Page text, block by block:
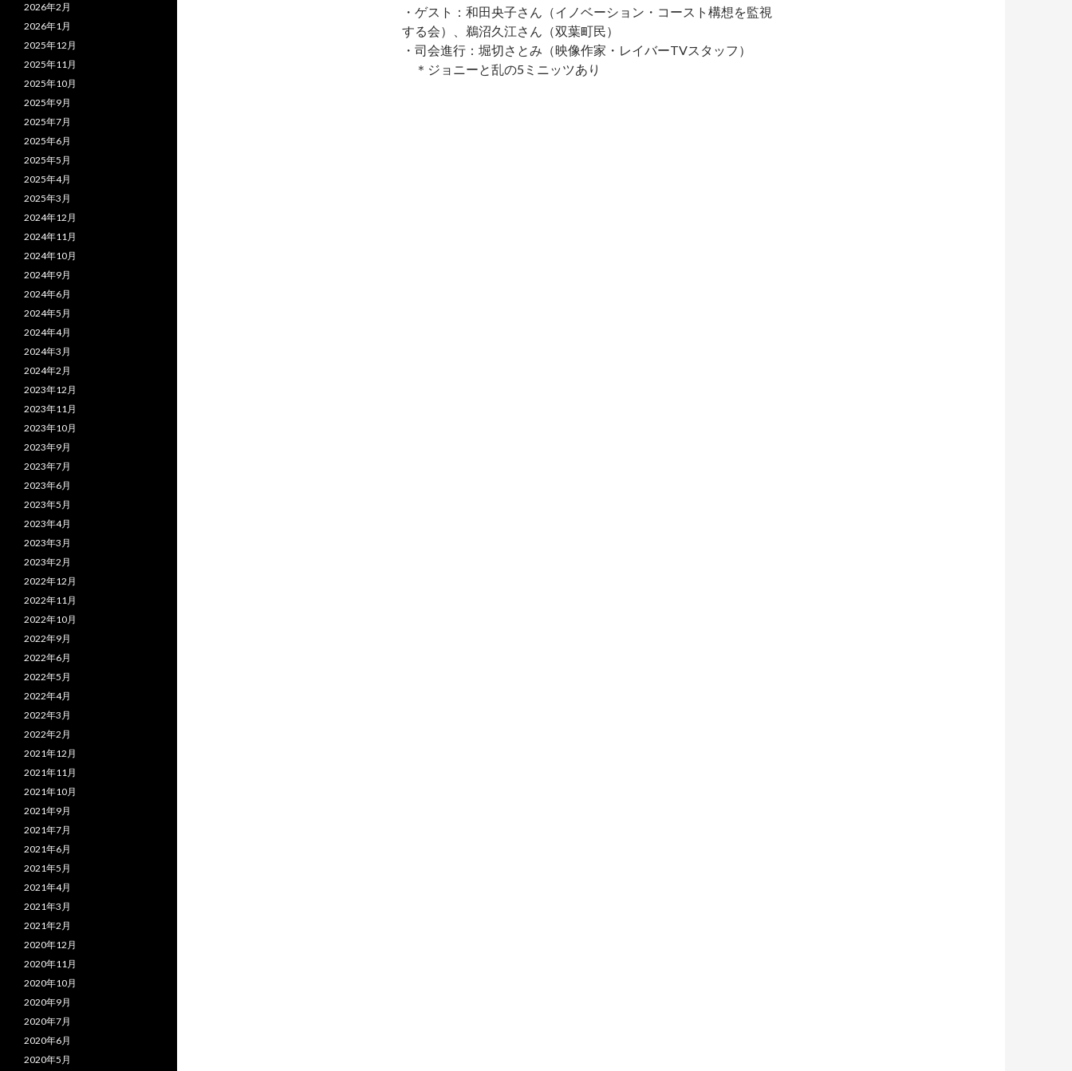
・ゲスト：和田央子さん（イノベーション・コースト構想を監視
する会）、鵜沼久江さん（双葉町民）
・司会進行：堀切さとみ（映像作家・レイバーTVスタッフ）
＊ジョニーと乱の5ミニッツあり
2026年2月
2026年1月
2025年12月
2025年11月
2025年10月
2025年9月
2025年7月
2025年6月
2025年5月
2025年4月
2025年3月
2024年12月
2024年11月
2024年10月
2024年9月
2024年6月
2024年5月
2024年4月
2024年3月
2024年2月
2023年12月
2023年11月
2023年10月
2023年9月
2023年7月
2023年6月
2023年5月
2023年4月
2023年3月
2023年2月
2022年12月
2022年11月
2022年10月
2022年9月
2022年6月
2022年5月
2022年4月
2022年3月
2022年2月
2021年12月
2021年11月
2021年10月
2021年9月
2021年7月
2021年6月
2021年5月
2021年4月
2021年3月
2021年2月
2020年12月
2020年11月
2020年10月
2020年9月
2020年7月
2020年6月
2020年5月